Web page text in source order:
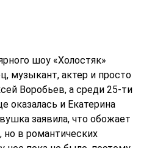
шоу «Холостяк»
музыкант, актер и просто
Воробьев, а среди 25-ти
оказалась и Екатерина
заявила, что обожает
но в романтических